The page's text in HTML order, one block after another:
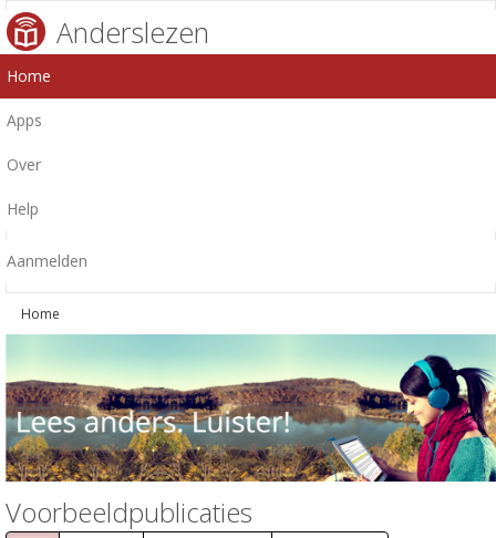
Anderslezen
Home
Apps
Over
Help
Aanmelden
Home
Voorbeeldpublicaties